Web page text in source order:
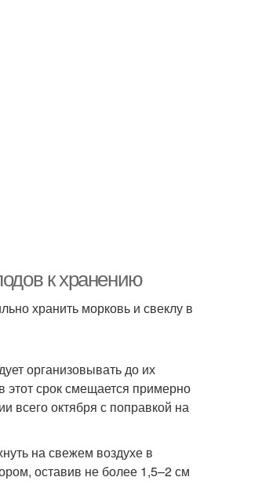
к хранению
хранить морковь и свеклу в
организовывать до их
этот срок смещается примерно
всего октября с поправкой на
на свежем воздухе в
оставив не более 1,5–2 см